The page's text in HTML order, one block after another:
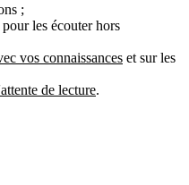
;
les écouter hors
vos connaissances et sur les
de lecture.